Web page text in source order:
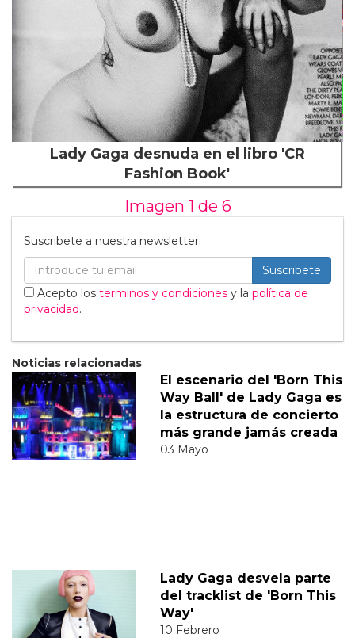
Lady Gaga desnuda en el libro 'CR
Fashion Book'
Imagen 1 de 6
Suscribete a nuestra newsletter:
Suscribete
Acepto los terminos y condiciones y la política de
privacidad.
Noticias relacionadas
El escenario del 'Born This
Way Ball' de Lady Gaga es
la estructura de concierto
más grande jamás creada
03 Mayo
Lady Gaga desvela parte
del tracklist de 'Born This
Way'
10 Febrero